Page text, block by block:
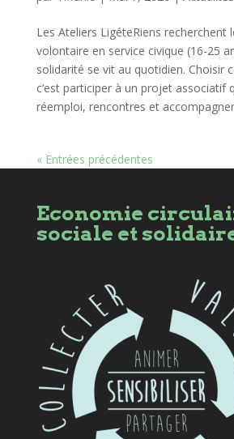
Les Ateliers LigéteRiens recherchent
volontaire en service civique (16-25
solidarité se vit au quotidien. Choisir
c’est participer à un projet associatif
réemploi, rencontres et
« Entrées précédentes
Economie
sociale et